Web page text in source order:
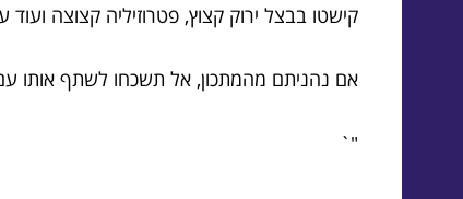
קישטו בבצל ירוק קצוץ, פטרוזיליה קצוצה
אם נהניתם מהמתכון, אל תשכחו לשתף אותו
"`